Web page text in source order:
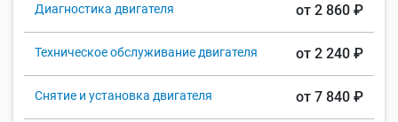
Диагностика двигателя от 2 860 ₽
Техническое обслуживание двигателя от 2 240 ₽
Снятие и установка двигателя от 7 840 ₽